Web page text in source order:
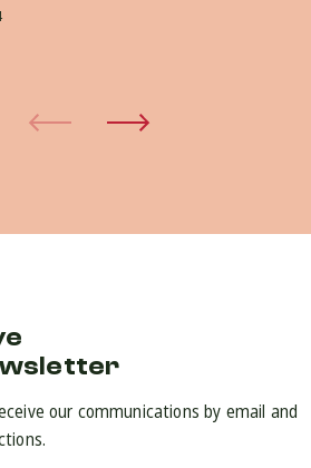
our communications by email and